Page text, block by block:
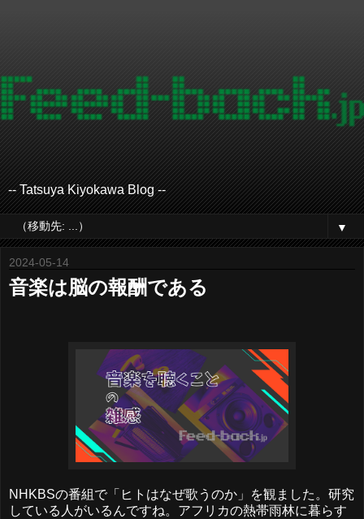
-- Tatsuya Kiyokawa Blog --
▼
2024-05-14
音楽は脳の報酬である
NHKBSの番組で「ヒトはなぜ歌うのか」を観ました。研究
している人がいるんですね。アフリカの熱帯雨林に暮らす